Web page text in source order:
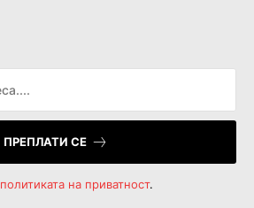
ПРЕПЛАТИ СЕ
политиката на приватност.